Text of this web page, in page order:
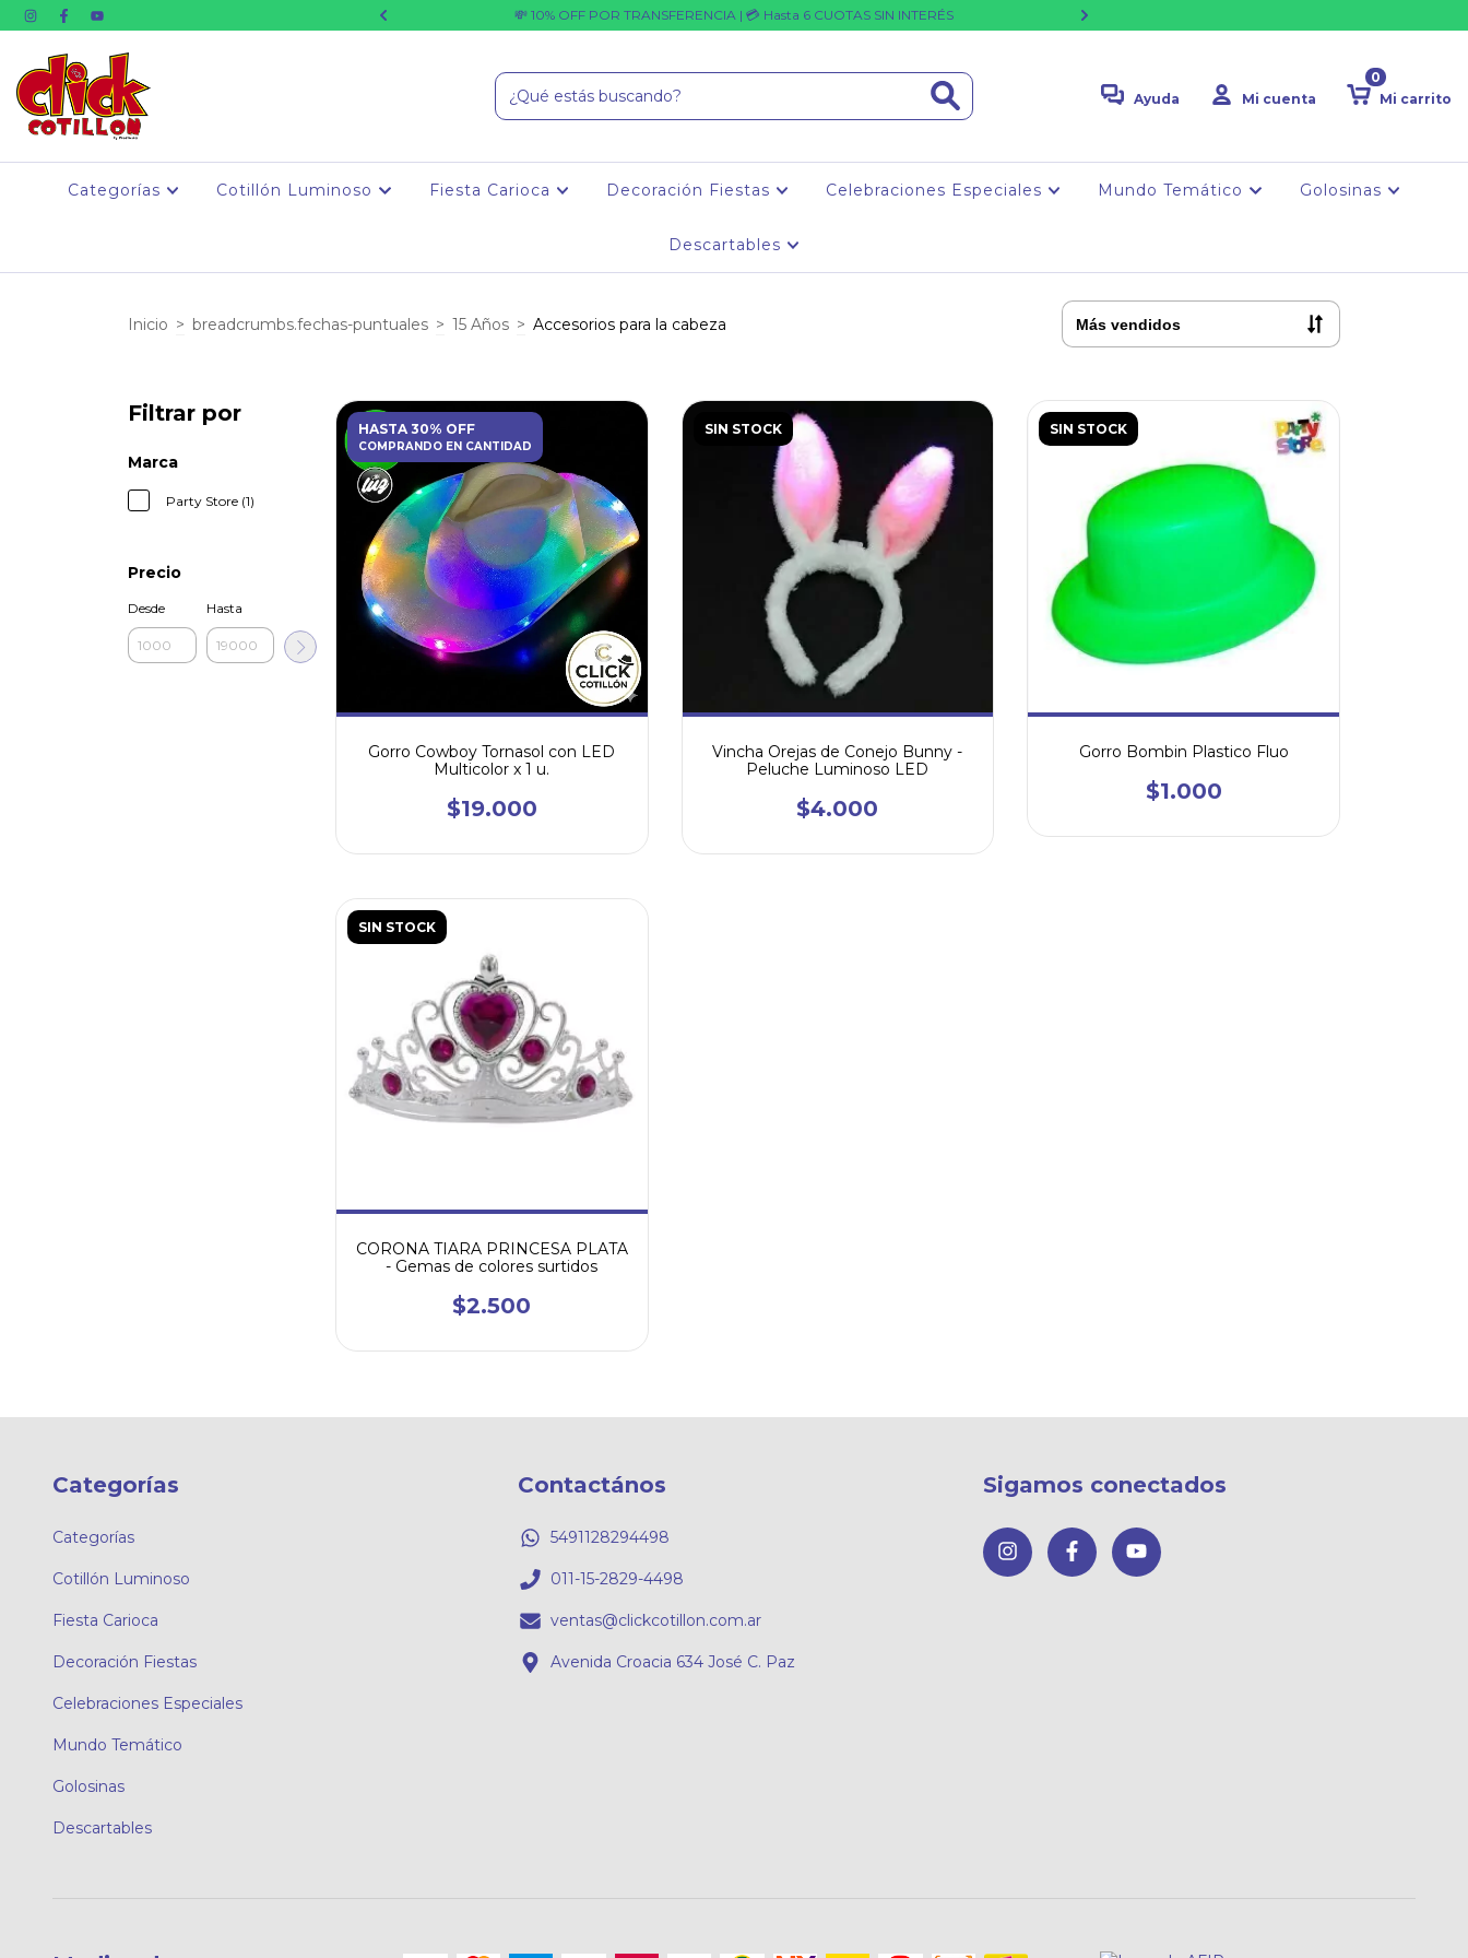
Whatsapp 💸 10% OFF POR TRANSFERENCIA | 💳 Hasta 6 CUOTAS SIN INTERÉS
Ayuda Mi cuenta Mi carrito
0
Categorías Cotillón Luminoso Fiesta Carioca Decoración Fiestas Celebraciones Especiales Mundo Temático Golosinas
Descartables
Inicio > breadcrumbs.fechas-puntuales > 15 Años > Accesorios para la cabeza
Filtrar por
Marca
Party Store (1)
Precio
Desde Hasta
HASTA 30% OFF
COMPRANDO EN CANTIDAD
Gorro Cowboy Tornasol con LED
Multicolor x 1 u.
$19.000
SIN STOCK
Vincha Orejas de Conejo Bunny -
Peluche Luminoso LED
$4.000
SIN STOCK
Gorro Bombin Plastico Fluo
$1.000
SIN STOCK
CORONA TIARA PRINCESA PLATA
- Gemas de colores surtidos
$2.500
Categorías
Categorías
Cotillón Luminoso
Fiesta Carioca
Decoración Fiestas
Celebraciones Especiales
Mundo Temático
Golosinas
Descartables
Contactános
5491128294498
011-15-2829-4498
ventas@clickcotillon.com.ar
Avenida Croacia 634 José C. Paz
Sigamos conectados